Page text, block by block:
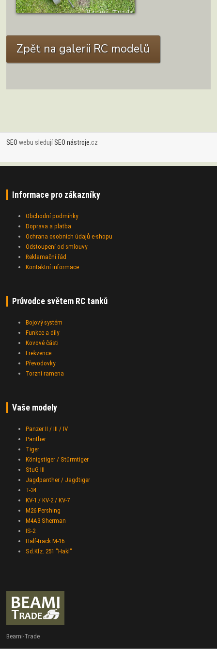
M26 Pershing Autor: Knap
ZOBRAZIT DETAIL
Zpět na galerii RC modelů
SEO webu sledujíSEO nástroje .cz
Informace pro zákazníky
Obchodní podmínky
Doprava a platba
Ochrana osobních údajů e-shopu
Odstoupení od smlouvy
Reklamační řád
Kontaktní informace
Průvodce světem RC tanků
Bojový systém
Funkce a díly
Kovové části
Frekvence
Převodovky
Torzní ramena
Vaše modely
Panzer II / III / IV
Panther
Tiger
Königstiger / Stürmtiger
StuG III
Jagdpanther / Jagdtiger
T-34
KV-1 / KV-2 / KV-7
M26 Pershing
M4A3 Sherman
IS-2
Half-track M-16
Sd.Kfz. 251 "Hakl"
Beami-Trade